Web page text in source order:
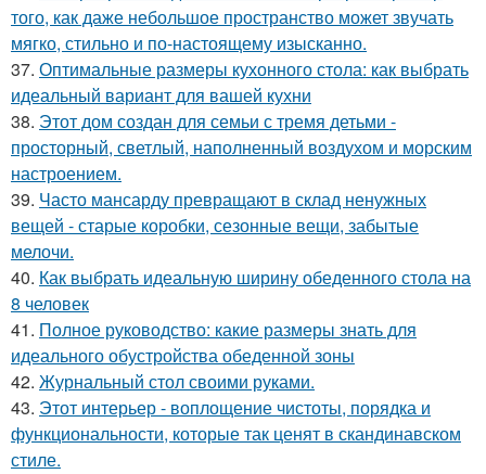
того, как даже небольшое пространство может звучать
мягко, стильно и по-настоящему изысканно.
37. Оптимальные размеры кухонного стола: как выбрать
идеальный вариант для вашей кухни
38. Этот дом создан для семьи с тремя детьми -
просторный, светлый, наполненный воздухом и морским
настроением.
39. Часто мансарду превращают в склад ненужных
вещей - старые коробки, сезонные вещи, забытые
мелочи.
40. Как выбрать идеальную ширину обеденного стола на
8 человек
41. Полное руководство: какие размеры знать для
идеального обустройства обеденной зоны
42. Журнальный стол своими руками.
43. Этот интерьер - воплощение чистоты, порядка и
функциональности, которые так ценят в скандинавском
стиле.